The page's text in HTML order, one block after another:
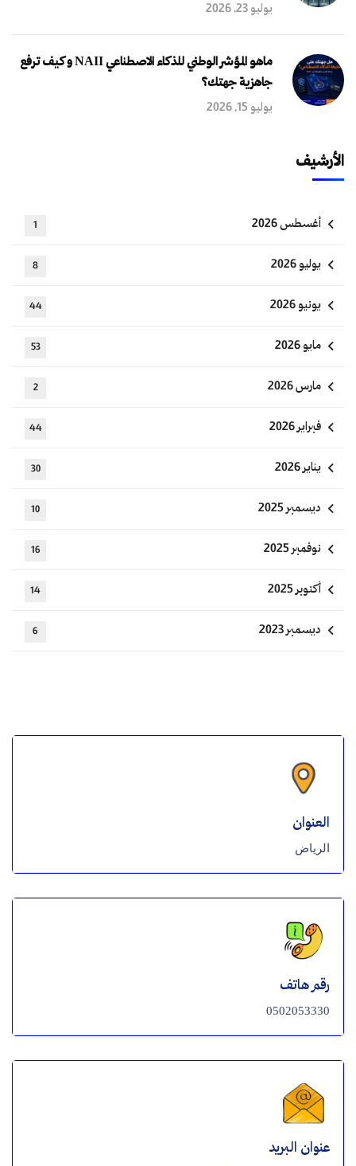
يوليو 23, 2026
ماهو المؤشر الوطني للذكاء الاصطناعي NAII و كيف ترفع
جاهزية جهتك؟
يوليو 15, 2026
الأرشيف
أغسطس 2026 1
يوليو 2026 8
يونيو 2026 44
مايو 2026 53
مارس 2026 2
فبراير 2026 44
يناير 2026 30
ديسمبر 2025 10
نوفمبر 2025 16
أكتوبر 2025 14
ديسمبر 2023 6
العنوان
الرياض
رقم هاتف
0502053330
عنوان البريد